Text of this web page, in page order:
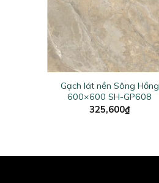
+
Gạch lát nền Sông Hồng
600×600 SH-GP608
325,600₫